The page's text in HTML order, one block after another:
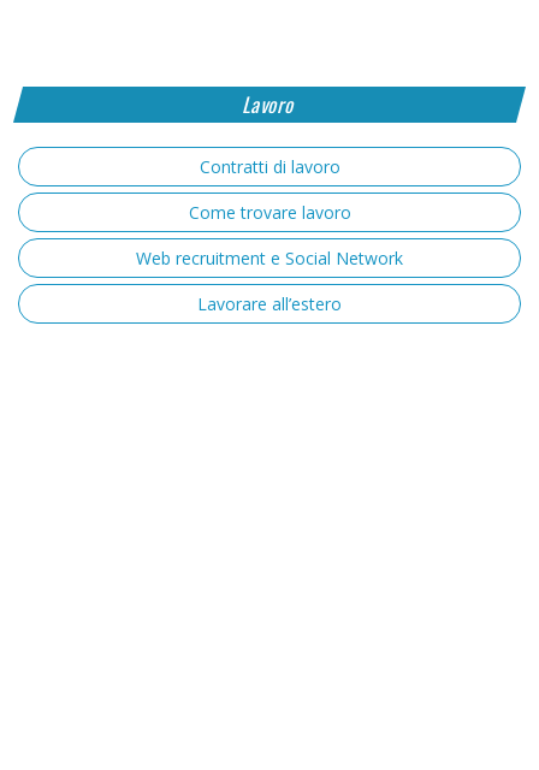
Lavoro
Contratti di lavoro
Come trovare lavoro
Web recruitment e Social Network
Lavorare all’estero